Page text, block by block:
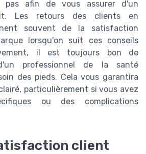
pas afin de vous assurer d'un
Les retours des clients en
souvent de la satisfaction
lorsqu'on suit ces conseils
il est toujours bon de
professionnel de la santé
des pieds. Cela vous garantira
particulièrement si vous avez
ou des complications
client